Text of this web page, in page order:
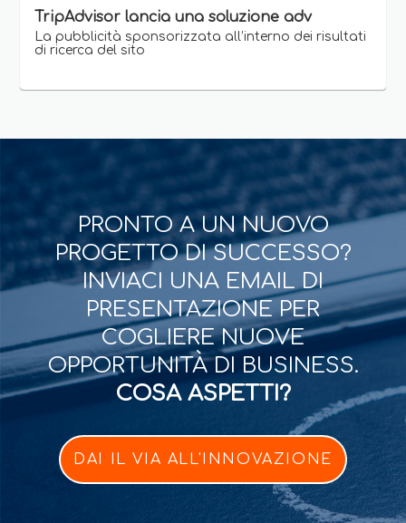
TripAdvisor lancia una soluzione adv
La pubblicità sponsorizzata all’interno dei risultati
di ricerca del sito
PRONTO A UN NUOVO
PROGETTO DI SUCCESSO?
INVIACI UNA EMAIL DI
PRESENTAZIONE PER
COGLIERE NUOVE
OPPORTUNITÀ DI BUSINESS.
COSA ASPETTI?
DAI IL VIA ALL'INNOVAZIONE